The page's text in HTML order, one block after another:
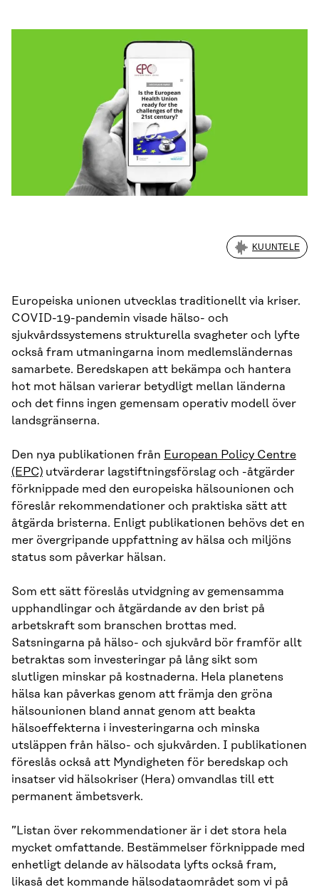
KUUNTELE
Europeiska unionen utvecklas traditionellt via kriser.
COVID-19-pandemin visade hälso- och
sjukvårdssystemens strukturella svagheter och lyfte
också fram utmaningarna inom medlemsländernas
samarbete. Beredskapen att bekämpa och hantera
hot mot hälsan varierar betydligt mellan länderna
och det finns ingen gemensam operativ modell över
landsgränserna.
Den nya publikationen från European Policy Centre
(EPC) utvärderar lagstiftningsförslag och -åtgärder
förknippade med den europeiska hälsounionen och
föreslår rekommendationer och praktiska sätt att
åtgärda bristerna. Enligt publikationen behövs det en
mer övergripande uppfattning av hälsa och miljöns
status som påverkar hälsan.
Som ett sätt föreslås utvidgning av gemensamma
upphandlingar och åtgärdande av den brist på
arbetskraft som branschen brottas med.
Satsningarna på hälso- och sjukvård bör framför allt
betraktas som investeringar på lång sikt som
slutligen minskar på kostnaderna. Hela planetens
hälsa kan påverkas genom att främja den gröna
hälsounionen bland annat genom att beakta
hälsoeffekterna i investeringarna och minska
utsläppen från hälso- och sjukvården. I publikationen
föreslås också att Myndigheten för beredskap och
insatser vid hälsokriser (Hera) omvandlas till ett
permanent ämbetsverk.
”Listan över rekommendationer är i det stora hela
mycket omfattande. Bestämmelser förknippade med
enhetligt delande av hälsodata lyfts också fram,
likaså det kommande hälsodataområdet som vi på